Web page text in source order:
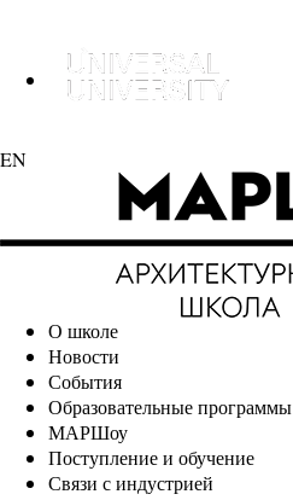
EN
О школе
Новости
События
Образовательные программы
МАРШоу
Поступление и обучение
Связи с индустрией